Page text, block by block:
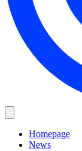
Homepage
News